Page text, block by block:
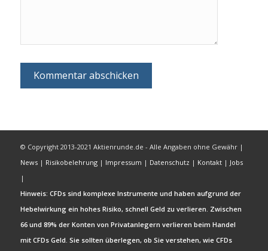
© Copyright 2013-2021 Aktienrunde.de - Alle Angaben ohne Gewähr |
News| Risikobelehrung| Impressum | Datenschutz | Kontakt| Jobs
|
Hinweis: CFDs sind komplexe Instrumente und haben aufgrund der
Hebelwirkung ein hohes Risiko, schnell Geld zu verlieren. Zwischen
66 und 89% der Konten von Privatanlegern verlieren beim Handel
mit CFDs Geld. Sie sollten überlegen, ob Sie verstehen, wie CFDs